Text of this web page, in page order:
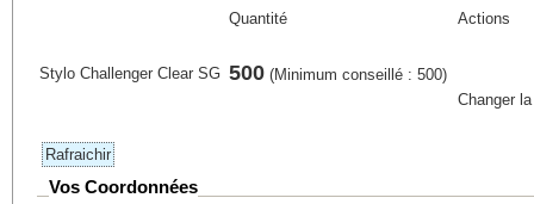
Quantité Actions
Stylo Challenger Clear SG 500 (Minimum conseillé : 500)
Changer
Vos Coordonnées